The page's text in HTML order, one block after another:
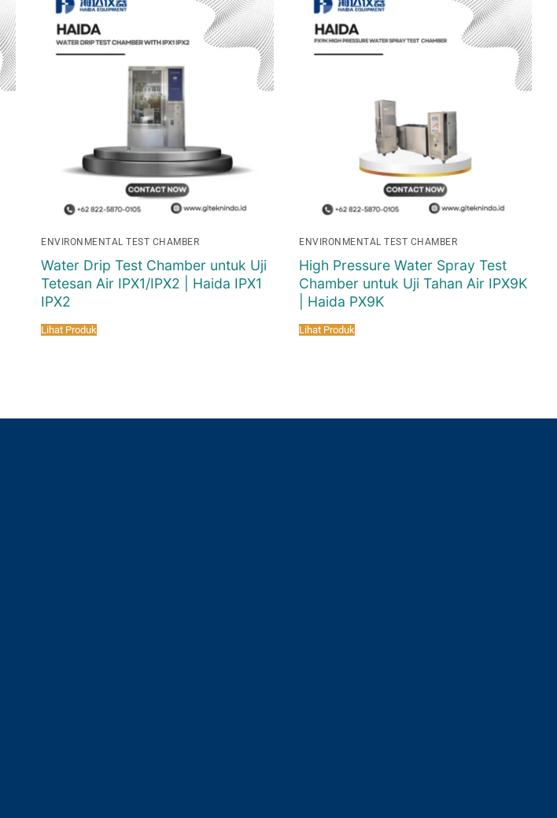
ENVIRONMENTAL TEST CHAMBER
Water Drip Test Chamber untuk Uji
Tetesan Air IPX1/IPX2 | Haida IPX1
IPX2
Lihat Produk
ENVIRONMENTAL TEST CHAMBER
High Pressure Water Spray Test
Chamber untuk Uji Tahan Air IPX9K
| Haida PX9K
Lihat Produk